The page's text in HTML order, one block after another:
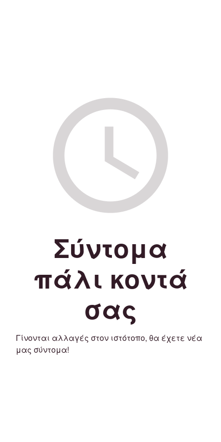
Σύντομα
πάλι κοντά
σας
Γίνονται αλλαγές στον ιστότοπο, θα έχετε νέα
μας σύντομα!